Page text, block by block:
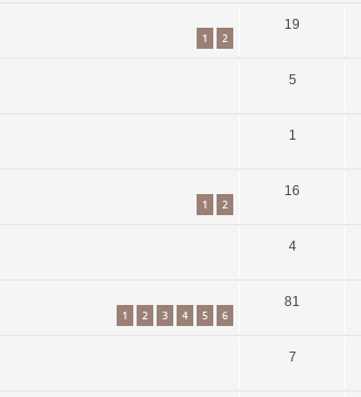
1 2
19
5
1
1 2
16
4
1 2 3 4 5 6
81
7